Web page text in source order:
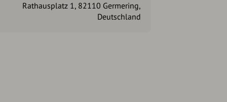
Rathausplatz 1, 82110 Germering,
Deutschland